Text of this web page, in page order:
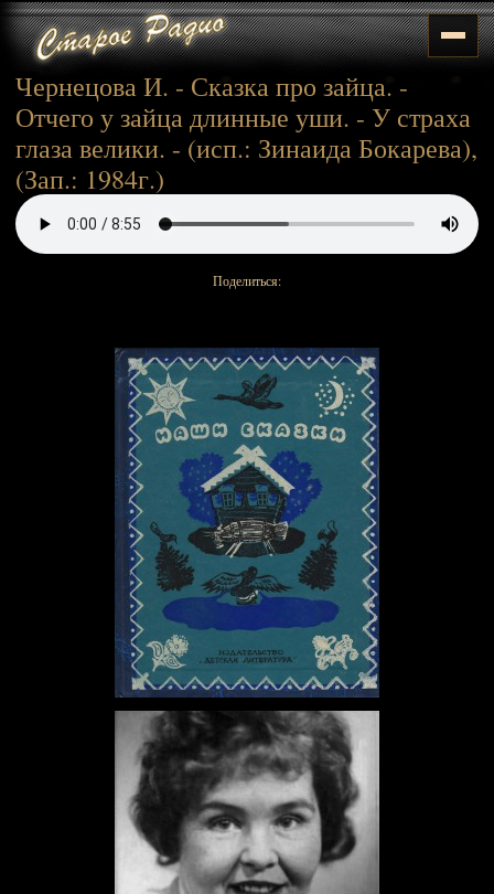
Чернецова И. - Сказка про зайца. -
Отчего у зайца длинные уши. - У страха
глаза велики. - (исп.: Зинаида Бокарева),
(Зап.: 1984г.)
Поделиться: